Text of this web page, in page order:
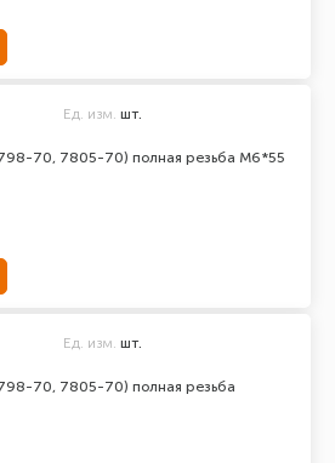
70, 7805-70) полная резьба М6*55
Ед. изм. шт.
70, 7805-70) полная резьба
Ед. изм. шт.